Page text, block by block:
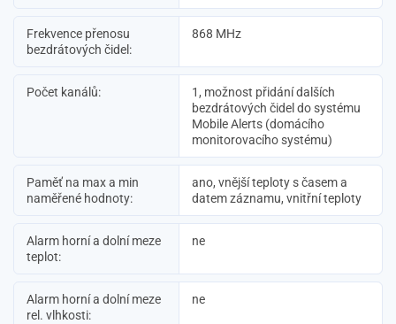
Frekvence přenosu
bezdrátových čidel:
868 MHz
Počet kanálů:
1, možnost přidání dalších
bezdrátových čidel do systému
Mobile Alerts (domácího
monitorovacího systému)
Paměť na max a min
naměřené hodnoty:
ano, vnější teploty s časem a
datem záznamu, vnitřní teploty
Alarm horní a dolní meze
teplot:
ne
Alarm horní a dolní meze
rel. vlhkosti:
ne